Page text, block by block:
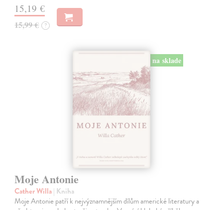
15,19 €
15,99 € ?
na sklade
Moje Antonie
Cather Willa| Kniha
Moje Antonie patří k nejvýznamnějším dílům americké literatury a